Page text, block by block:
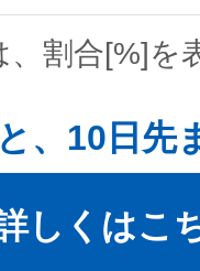
割合[%]を
、10日先
しくはこ